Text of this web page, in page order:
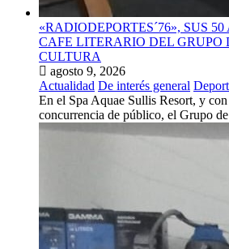
«RADIODEPORTES´76», SUS
CAFE LITERARIO DEL GRUPO
CULTURA
agosto 9, 2026
Actualidad De interés general
En el Spa Aquae Sullis Resort, y con
concurrencia de público, el Grupo